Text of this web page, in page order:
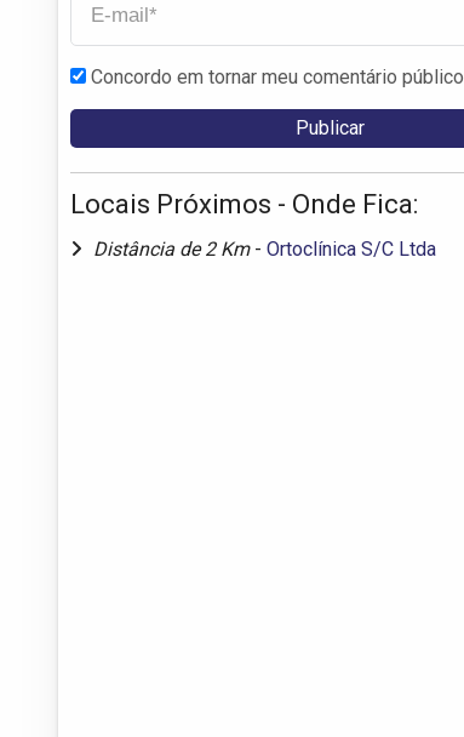
Concordo em tornar meu comentário público
Locais Próximos - Onde Fica:
Distância de 2 Km - Ortoclínica S/C Ltda